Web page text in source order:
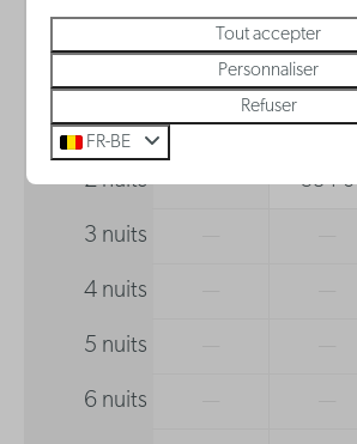
mer
12 août
jeu
13 août
1 nuit — 194 €
2 nuits — 384 €
3 nuits
4 nuits
5 nuits
6 nuits
Tout accepter
Personnaliser
Refuser
FR-BE